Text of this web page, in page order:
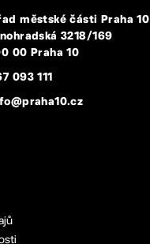
městské části Praha 10
3218/169
00 Praha 10
093 111